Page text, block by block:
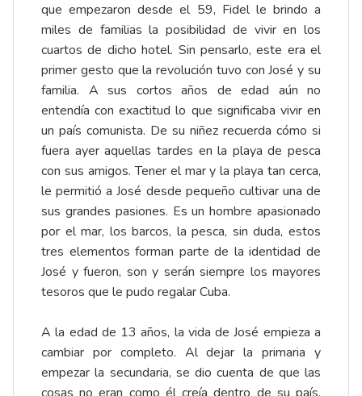
que empezaron desde el 59, Fidel le brindo a
miles de familias la posibilidad de vivir en los
cuartos de dicho hotel. Sin pensarlo, este era el
primer gesto que la revolución tuvo con José y su
familia. A sus cortos años de edad aún no
entendía con exactitud lo que significaba vivir en
un país comunista. De su niñez recuerda cómo si
fuera ayer aquellas tardes en la playa de pesca
con sus amigos. Tener el mar y la playa tan cerca,
le permitió a José desde pequeño cultivar una de
sus grandes pasiones. Es un hombre apasionado
por el mar, los barcos, la pesca, sin duda, estos
tres elementos forman parte de la identidad de
José y fueron, son y serán siempre los mayores
tesoros que le pudo regalar Cuba.
A la edad de 13 años, la vida de José empieza a
cambiar por completo. Al dejar la primaria y
empezar la secundaria, se dio cuenta de que las